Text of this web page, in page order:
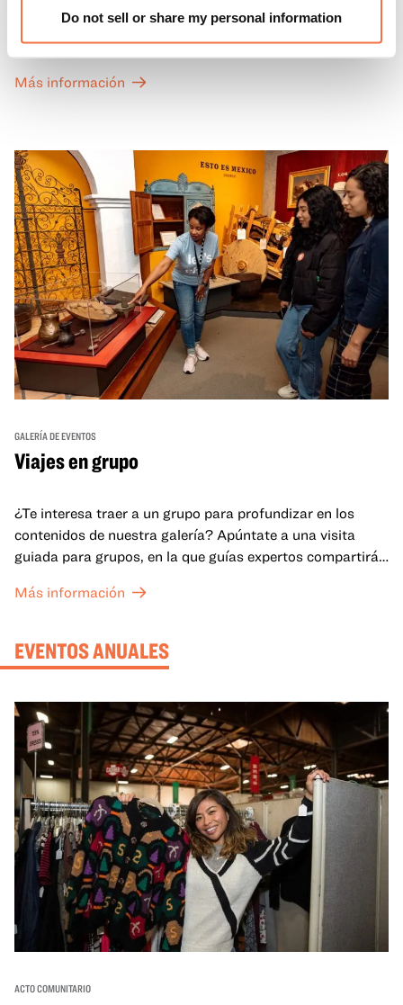
Do not sell or share my personal information
a las Galerías de Arte, Historia y Ciencias Naturales de
California del OMCA es gratuita y las entradas para las
a un precio reducido de 6 $.
Más información
GALERÍA DE EVENTOS
Viajes en grupo
¿Te interesa traer a un grupo para profundizar en los
contenidos de nuestra galería? Apúntate a una visita
guiada para grupos, en la que guías expertos compartirán
mejor lo que se expone en las galerías del OMCA.
Más información
EVENTOS ANUALES
ACTO COMUNITARIO